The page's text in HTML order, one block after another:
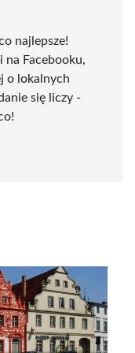
najlepsze!
na Facebooku,
o lokalnych
się liczy -